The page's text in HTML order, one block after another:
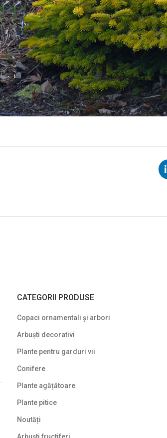
CATEGORII PRODUSE
Copaci ornamentali și arbori
Arbuști decorativi
Plante pentru garduri vii
Conifere
Plante agățătoare
Plante pitice
Noutăți
Arbuști fructiferi